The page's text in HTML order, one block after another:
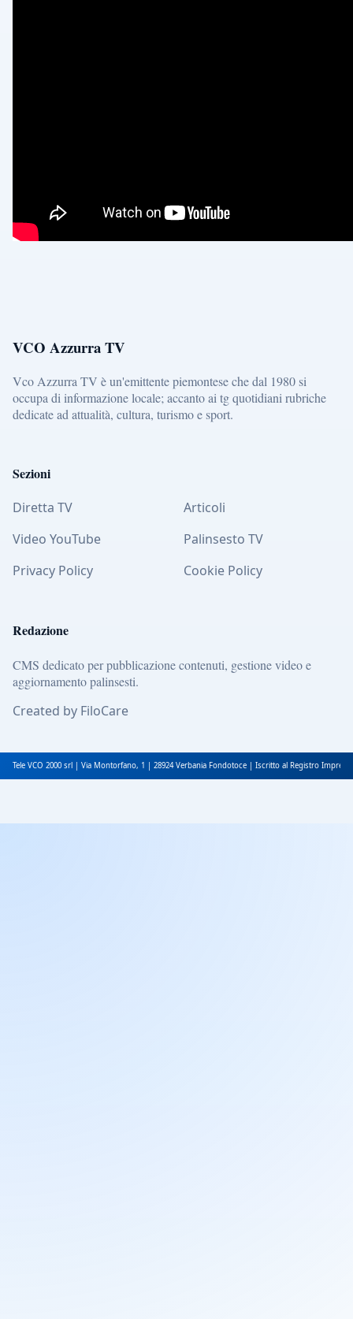
VCO Azzurra TV
Vco Azzurra TV è un'emittente piemontese che dal 1980 si
occupa di informazione locale; accanto ai tg quotidiani rubriche
dedicate ad attualità, cultura, turismo e sport.
Sezioni
Diretta TV
Articoli
Video YouTube
Palinsesto TV
Privacy Policy
Cookie Policy
Redazione
CMS dedicato per pubblicazione contenuti, gestione video e
aggiornamento palinsesti.
Created by FiloCare
Tele VCO 2000 srl | Via Montorfano, 1 | 28924 Verbania Fondotoce | Iscritto al Registro Imprese